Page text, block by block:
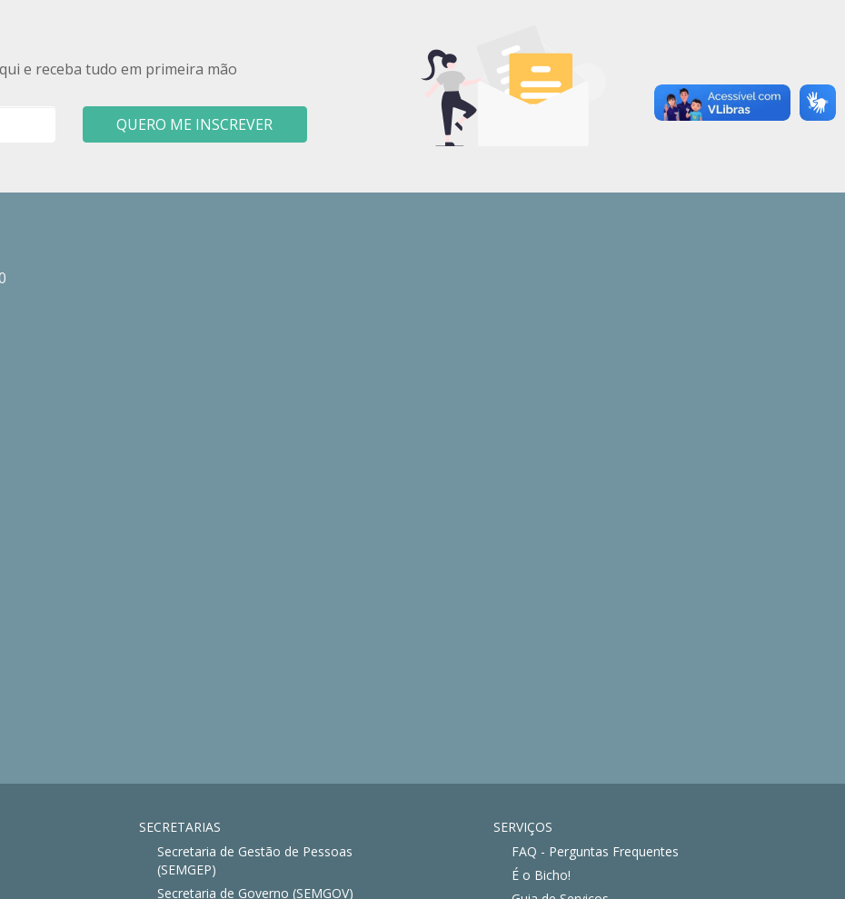
e receba tudo em primeira mão
QUERO ME INSCREVER
SECRETARIAS
Secretaria de Gestão de Pessoas
(SEMGEP)
Secretaria de Governo (SEMGOV)
SERVIÇOS
FAQ - Perguntas Frequentes
É o Bicho!